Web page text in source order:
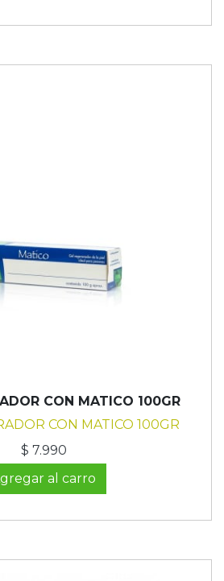
CON MATICO 100GR
CON MATICO 100GR
$ 7.990
al carro